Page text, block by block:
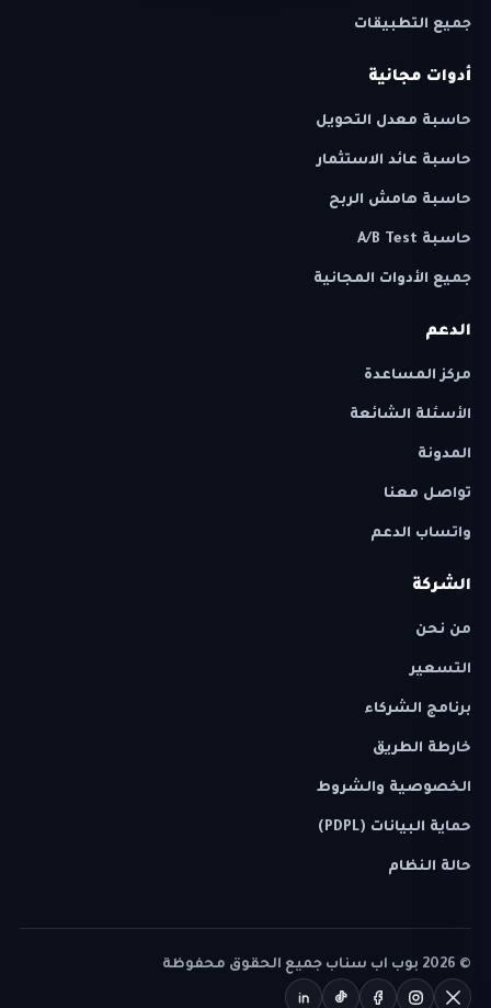
جميع التطبيقات
أدوات مجانية
حاسبة معدل التحويل
حاسبة عائد الاستثمار
حاسبة هامش الربح
حاسبة A/B Test
جميع الأدوات المجانية
الدعم
مركز المساعدة
الأسئلة الشائعة
المدونة
تواصل معنا
واتساب الدعم
الشركة
من نحن
التسعير
برنامج الشركاء
خارطة الطريق
الخصوصية والشروط
حماية البيانات (PDPL)
حالة النظام
©
2026 بوب اب سناب جميع الحقوق محفوظة